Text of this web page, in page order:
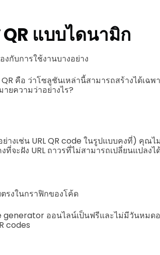
แบบไดนามิก
กับการใช้งานบางอย่าง
คือ ว่าโซลูชันเหล่านี้สามารถสร้างได้เฉพ
ยความว่าอย่างไร?
างเช่น URL QR code ในรูปแบบคงที่) คุณไ
ที่จะฝัง URL ถาวรที่ไม่สามารถเปลี่ยนแปลงไ
รงในกราฟิกของโค้ด
generator ออนไลน์เป็นฟรีและไม่มีวันหมด
codes